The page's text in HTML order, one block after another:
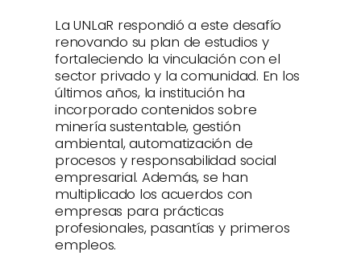
La UNLaR respondió a este desafío
renovando su plan de estudios y
fortaleciendo la vinculación con el
sector privado y la comunidad. En los
últimos años, la institución ha
incorporado contenidos sobre
minería sustentable, gestión
ambiental, automatización de
procesos y responsabilidad social
empresarial. Además, se han
multiplicado los acuerdos con
empresas para prácticas
profesionales, pasantías y primeros
empleos.